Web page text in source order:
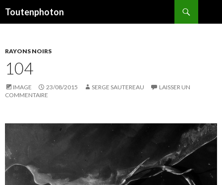
Toutenphoton
RAYONS NOIRS
104
IMAGE 23/08/2015 SERGE SAUTEREAU
LAISSER UN
COMMENTAIRE